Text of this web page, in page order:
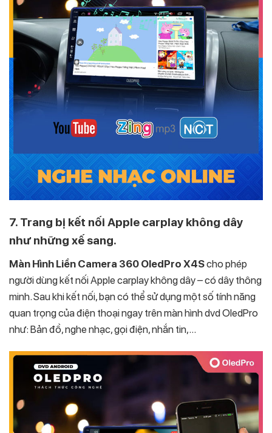
7. Trang bị kết nối Apple carplay không dây
như những xế sang.
Màn Hình Liền Camera 360 OledPro X4Scho phép
người dùng kết nối Apple carplay không dây – có dây thông
minh. Sau khi kết nối, bạn có thể sử dụng một số tính năng
quan trọng của điện thoại ngay trên màn hình dvd OledPro
như: Bản đồ, nghe nhạc, gọi điện, nhắn tin,…